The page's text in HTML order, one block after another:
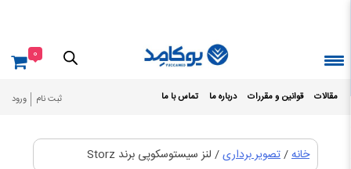
مقالات قوانین و مقررات درباره ما تماس با ما ثبت نام ورود
0
خانه/تصویر برداری/ لنز سیستوسکوپی برند Storz